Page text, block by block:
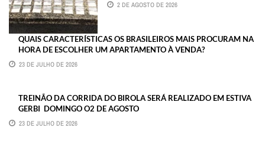
2 DE AGOSTO DE 2026
QUAIS CARACTERÍSTICAS OS BRASILEIROS MAIS PROCURAM NA
HORA DE ESCOLHER UM APARTAMENTO À VENDA?
23 DE JULHO DE 2026
TREINÃO DA CORRIDA DO BIROLA SERÁ REALIZADO EM ESTIVA
GERBI DOMINGO O2 DE AGOSTO
23 DE JULHO DE 2026